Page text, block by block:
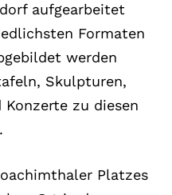
aufgearbeitet
Formaten
werden
Skulpturen,
Konzerte zu diesen
Platzes